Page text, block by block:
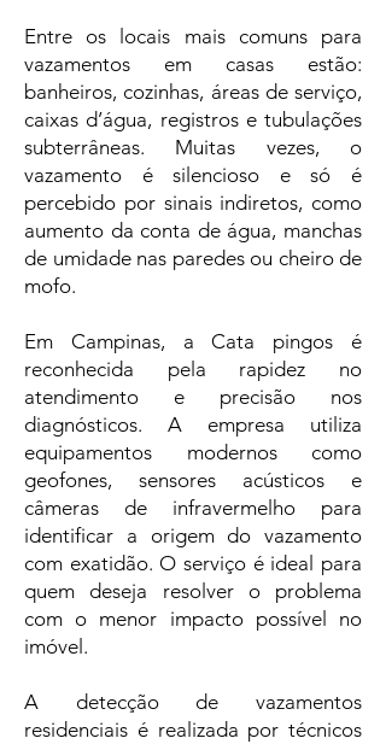
Entre os locais mais comuns para
vazamentos em casas estão:
banheiros, cozinhas, áreas de serviço,
caixas d’água, registros e tubulações
subterrâneas. Muitas vezes, o
vazamento é silencioso e só é
percebido por sinais indiretos, como
aumento da conta de água, manchas
de umidade nas paredes ou cheiro de
mofo.
Em Campinas, a Cata pingos é
reconhecida pela rapidez no
atendimento e precisão nos
diagnósticos. A empresa utiliza
equipamentos modernos como
geofones, sensores acústicos e
câmeras de infravermelho para
identificar a origem do vazamento
com exatidão. O serviço é ideal para
quem deseja resolver o problema
com o menor impacto possível no
imóvel.
A detecção de vazamentos
residenciais é realizada por técnicos